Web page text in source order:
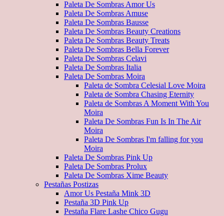
Paleta De Sombras Amor Us
Paleta De Sombras Amuse
Paleta De Sombras Bausse
Paleta De Sombras Beauty Creations
Paleta De Sombras Beauty Treats
Paleta De Sombras Bella Forever
Paleta De Sombras Celavi
Paleta De Sombras Italia
Paleta De Sombras Moira
Paleta de Sombra Celesial Love Moira
Paleta de Sombra Chasing Eternity
Paleta de Sombras A Moment With You
Moira
Paleta De Sombras Fun Is In The Air
Moira
Paleta De Sombras I'm falling for you
Moira
Paleta De Sombras Pink Up
Paleta De Sombras Prolux
Paleta De Sombras Xime Beauty
Pestañas Postizas
Amor Us Pestaña Mink 3D
Pestaña 3D Pink Up
Pestaña Flare Lashe Chico Gugu